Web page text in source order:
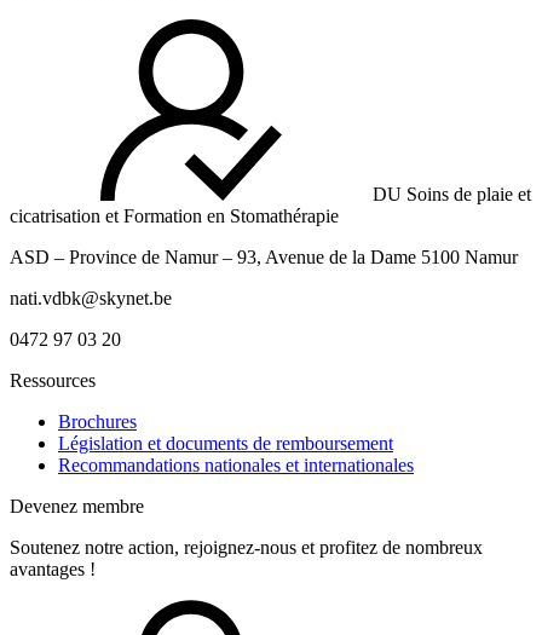
DU Soins de plaie et
cicatrisation et Formation en Stomathérapie
ASD – Province de Namur – 93, Avenue de la Dame 5100 Namur
nati.vdbk@skynet.be
0472 97 03 20
Ressources
Brochures
Législation et documents de remboursement
Recommandations nationales et internationales
Devenez membre
Soutenez notre action, rejoignez-nous et profitez de nombreux
avantages !